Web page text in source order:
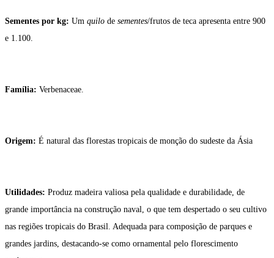
Sementes por kg: Um quilo de sementes/frutos de teca apresenta entre 900
e 1.100.
Família: Verbenaceae.
Origem: É natural das florestas tropicais de monção do sudeste da Ásia
Utilidades: Produz madeira valiosa pela qualidade e durabilidade, de
grande importância na construção naval, o que tem despertado o seu cultivo
nas regiões tropicais do Brasil. Adequada para composição de parques e
grandes jardins, destacando-se como ornamental pelo florescimento